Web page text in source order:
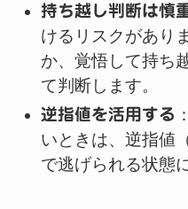
持ち越し判断は慎
けるリスクがあり
か、覚悟して持ち
て判断します。
逆指値を活用する
いときは、逆指値
で逃げられる状態